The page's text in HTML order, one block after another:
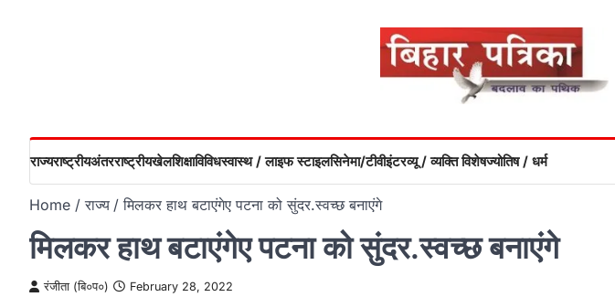
राज्यराष्ट्रीयअंतरराष्ट्रीयखेलशिक्षाविविधस्वास्थ / लाइफ स्टाइलसिनेमा/टीवीइंटरव्यू / व्यक्ति विशेषज्योतिष / धर्म
Home राज्य मिलकर हाथ बटाएंगेए पटना को सुंदर.स्वच्छ बनाएंगे
मिलकर हाथ बटाएंगेए पटना को सुंदर.स्वच्छ बनाएंगे
रंजीता (बि०प०) February 28, 2022